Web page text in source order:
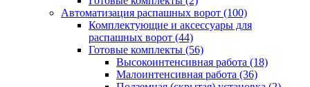
Автоматизация распашных ворот (100)
Комплектующие и аксессуары для
распашных ворот (44)
Готовые комплекты (56)
Высокоинтенсивная работа (18)
Малоинтенсивная работа (36)